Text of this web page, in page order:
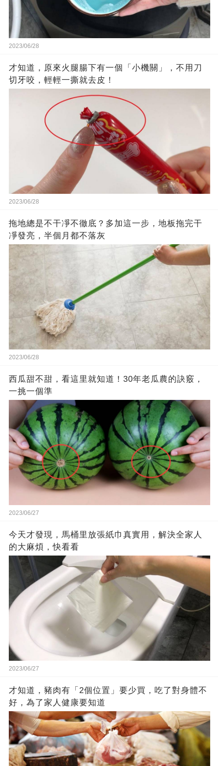
2023/06/28
才知道，原來火腿腸下有一個「小機關」，不用刀
切牙咬，輕輕一撕就去皮！
2023/06/28
拖地總是不干凈不徹底？多加這一步，地板拖完干
凈發亮，半個月都不落灰
2023/06/28
西瓜甜不甜，看這里就知道！30年老瓜農的訣竅，
一挑一個準
2023/06/27
今天才發現，馬桶里放張紙巾真實用，解決全家人
的大麻煩，快看看
2023/06/27
才知道，豬肉有「2個位置」要少買，吃了對身體不
好，為了家人健康要知道